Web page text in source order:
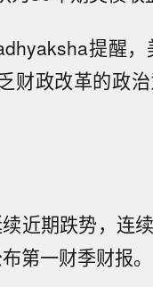
提醒
财政改革的政
近期跌势，连
第一财季财报。